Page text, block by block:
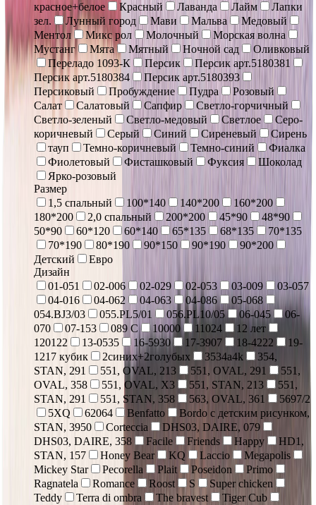
красное+белое
Красный Лаванда Лайм
Лапки
зел.
Лунный город Мави Мальва
Медовый
Ментол
Микс рол Молочный
Морская волна
Мустанг
Мята Мятный Ночной сад
Оливковый
Переладо 1093-К
Персик
Персик арт.5180381
Персик арт.5180384
Персик арт.5180393
Персиковый
Пробуждение Пудра
Розовый
Салат
Салатовый Сапфир
Светло-горчичный
Светло-зеленый
Светло-медовый Светлое
Серо-
коричневый
Серый Синий Сиреневый
Сирень
тауп
Темно-коричневый Темно-синий
Фиалка
Фиолетовый
Фисташковый Фуксия
Шоколад
Ярко-розовый
Размер
1,5 спальный
100*140 140*200
160*200
180*200
2,0 спальный 200*200 45*90
48*90
50*90
60*120 60*140 65*135 68*135
70*135
70*190
80*190 90*150 90*190
90*200
Детский
Евро
Дизайн
01-051
02-006 02-029 02-053 03-009
03-057
04-016
04-062 04-063 04-086
05-068
054.BJ3/03
055.PL5/01 056.PL10/05 06-045
06-
070
07-153 089 С 10000 11024
12 лет
120122
13-0535 16-5930 17-3907 18-4222
19-
1217 кубик
2синих+2голубых 3534a4k
354,
STAN, 291
551, OVAL, 213 551, OVAL, 291
551,
OVAL, 358
551, OVAL, X3 551, STAN, 213
551,
STAN, 291
551, STAN, 358 563, OVAL, 361
5697/2
5XQ
62064 Benfatto
Bordo с детским рисунком,
STAN, 3950
Corteccia
DHS03, DAIRE, 079
DHS03, DAIRE, 358
Facile Friends Happy
HD1,
STAN, 157
Honey Bear KQ Laccio
Megapolis
Mickey Star
Pecorella Plait Poseidon
Primo
Ragnatela
Romance Roost S
Super chicken
Teddy
Terra di ombra The bravest
Tiger Cub